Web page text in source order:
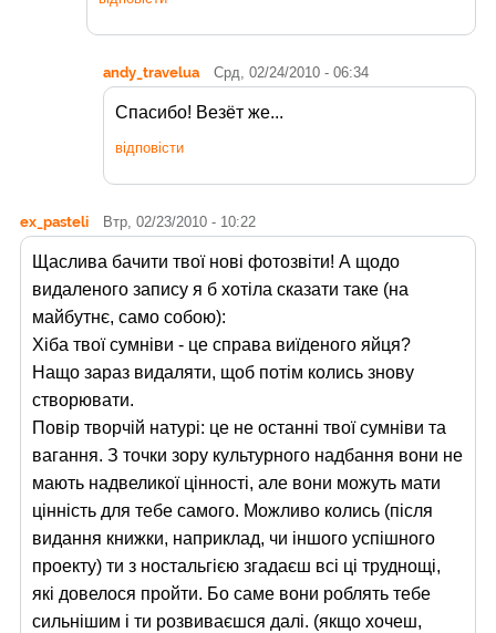
andy_travelua Срд, 02/24/2010 - 06:34
Спасибо! Везёт же...
відповісти
ex_pasteli Втр, 02/23/2010 - 10:22
Щаслива бачити твої нові фотозвіти! А щодо
видаленого запису я б хотіла сказати таке (на
майбутнє, само собою):
Хіба твої сумніви - це справа виїденого яйця?
Нащо зараз видаляти, щоб потім колись знову
створювати.
Повір творчій натурі: це не останні твої сумніви та
вагання. З точки зору культурного надбання вони не
мають надвеликої цінності, але вони можуть мати
цінність для тебе самого. Можливо колись (після
видання книжки, наприклад, чи іншого успішного
проекту) ти з ностальгією згадаєш всі ці труднощі,
які довелося пройти. Бо саме вони роблять тебе
сильнішим і ти розвиваєшся далі. (якщо хочеш,